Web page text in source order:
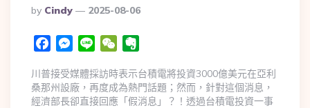
By Cindy 2025-08-06
FacebookMessenger
Line WeChat
川普接受媒體採訪時表示台積電將投資3000億美元在亞利
桑那州設廠，再度成為熱門話題；然而，針對這個消息，
經濟部長卻直接回應「假消息」？！透過台積電投資一事